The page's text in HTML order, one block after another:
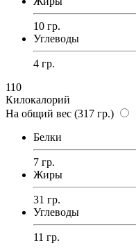
10 гр.
Углеводы
4 гр.
110
Килокалорий
На общий вес (317 гр.)
Белки
7 гр.
Жиры
31 гр.
Углеводы
11 гр.